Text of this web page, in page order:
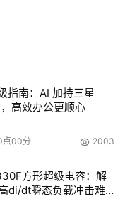
指南：AI 加持三星
高效办公更顺心
点00分 2003
方形超级电容：解
di/dt瞬态负载冲击难